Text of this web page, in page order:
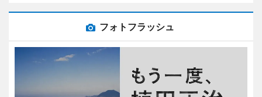
フォトフラッシュ